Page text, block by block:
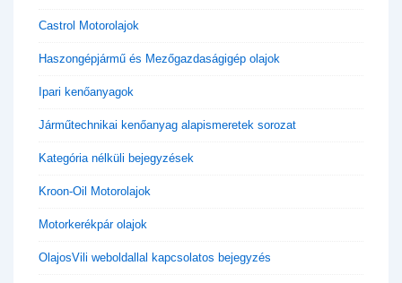
Castrol Motorolajok
Haszongépjármű és Mezőgazdaságigép olajok
Ipari kenőanyagok
Járműtechnikai kenőanyag alapismeretek sorozat
Kategória nélküli bejegyzések
Kroon-Oil Motorolajok
Motorkerékpár olajok
OlajosVili weboldallal kapcsolatos bejegyzés